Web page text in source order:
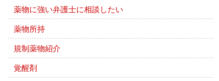
薬物に強い弁護士に相談したい
薬物所持
規制薬物紹介
覚醒剤